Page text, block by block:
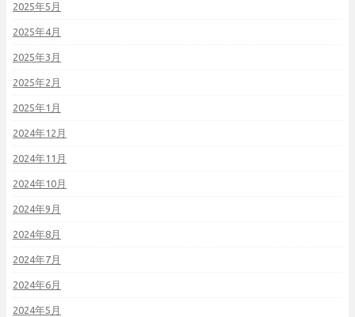
2025年5月
2025年4月
2025年3月
2025年2月
2025年1月
2024年12月
2024年11月
2024年10月
2024年9月
2024年8月
2024年7月
2024年6月
2024年5月